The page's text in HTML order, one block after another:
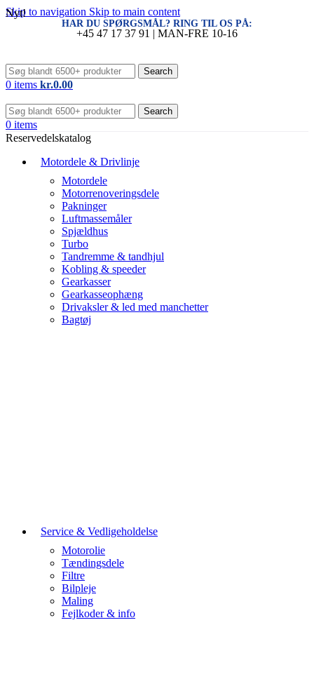
Skip to navigation Skip to main content
HAR DU SPØRGSMÅL? RING TIL OS PÅ:
+45 47 17 37 91 | MAN-FRE 10-16
Search
0 items kr.0.00
Search
0 items
Reservedelskatalog
Motordele & Drivlinje
Motordele
Motorrenoveringsdele
Pakninger
Luftmassemåler
Spjældhus
Turbo
Tandremme & tandhjul
Kobling & speeder
Gearkasser
Gearkasseophæng
Drivaksler & led med manchetter
Bagtøj
Service & Vedligeholdelse
Motorolie
Tændingsdele
Filtre
Bilpleje
Maling
Fejlkoder & info
Nyt!